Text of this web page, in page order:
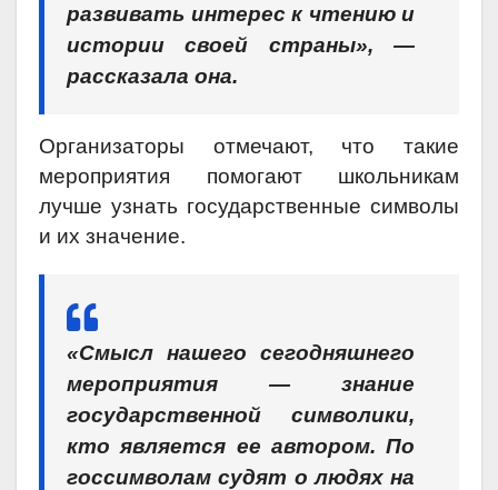
развивать интерес к чтению и
истории своей страны», —
рассказала она.
Организаторы отмечают, что такие
мероприятия помогают школьникам
лучше узнать государственные символы
и их значение.
«Смысл нашего сегодняшнего
мероприятия — знание
государственной символики,
кто является ее автором. По
госсимволам судят о людях на